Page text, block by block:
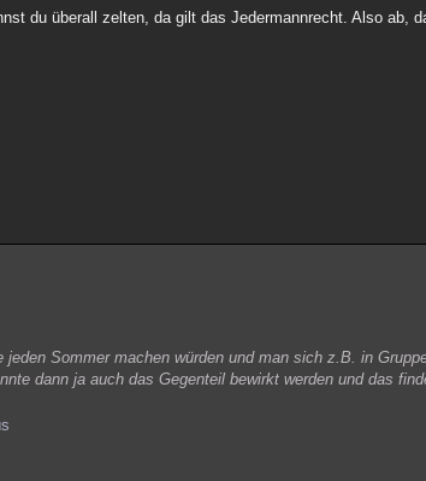
du überall zelten, da gilt das Jedermannrecht. Also ab,
jeden Sommer machen würden und man sich z.B. in
dann ja auch das Gegenteil bewirkt werden und das